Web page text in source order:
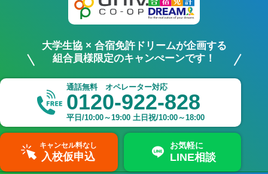
大学生協 × 合宿免許ドリームが企画する
組合員様限定のキャンぺーンです！
通話無料 オペレーター対応
0120-922-828
平日/10:00～19:00 土日祝/10:00～18:00
キャンセル料なし
入校仮申込
お気軽に
LINE相談